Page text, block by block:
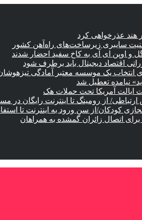
هند عذرخواهی کرد
سایبری زیرساخت‌های راه‌آهن کشور
و اوپن ای آی به کاخ سفید احضار شدند
اقتصاد دیجیتال باید برطرف شود
انتخاب یک موسسه معتبر آمادگی
نیامده تعطیل شد
ایالت آمریکا تحت حملات هک
از رومینگ تا اینترنت رایگان در
کودکان/از سن ورود به اینترنت تا
اتصال زائران گمشده به همراهان